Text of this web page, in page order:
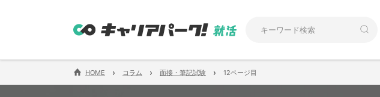
HOME › コラム › 面接・筆記試験 › 12ページ目